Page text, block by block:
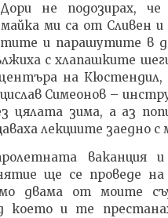
не подозирах,
ми са от Сливен
и парашутите в
с хлапашките
центъра на
Симеонов –
цялата зима, а аз
лекциите заедно с
ваканция
ще се проведе
двама от моите
което и те